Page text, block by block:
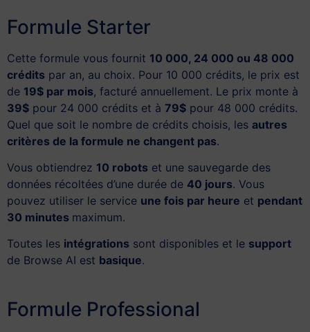
Formule Starter
Cette formule vous fournit 10 000, 24 000 ou 48 000
crédits par an, au choix. Pour 10 000 crédits, le prix est
de 19$ par mois, facturé annuellement. Le prix monte à
39$ pour 24 000 crédits et à 79$ pour 48 000 crédits.
Quel que soit le nombre de crédits choisis, les autres
critères de la formule ne changent pas.
Vous obtiendrez 10 robots et une sauvegarde des
données récoltées d’une durée de 40 jours. Vous
pouvez utiliser le service une fois par heure et pendant
30 minutes maximum.
Toutes les intégrations sont disponibles et le support
de Browse AI est basique.
Formule Professional